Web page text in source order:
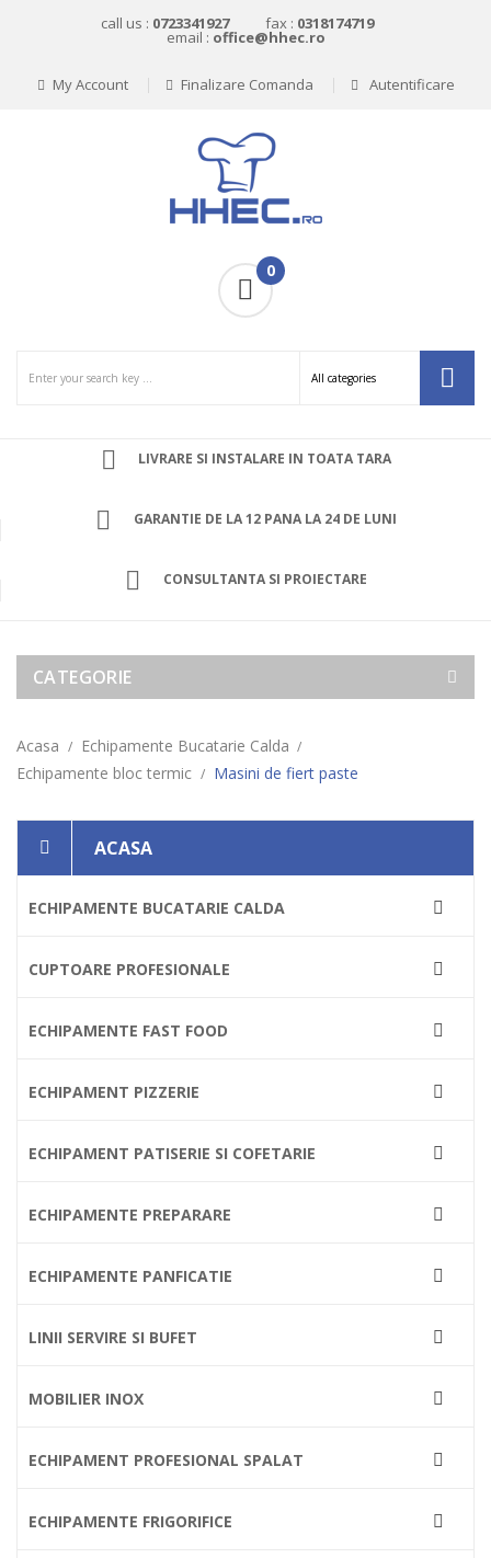
call us : 0723341927 fax : 0318174719
email : office@hhec.ro
My Account Finalizare Comanda Autentificare
0
LIVRARE SI INSTALARE IN TOATA TARA
GARANTIE DE LA 12 PANA LA 24 DE LUNI
CONSULTANTA SI PROIECTARE
CATEGORIE
Acasa
Echipamente Bucatarie Calda
Echipamente bloc termic
Masini de fiert paste
ACASA
ECHIPAMENTE BUCATARIE CALDA 
CUPTOARE PROFESIONALE 
ECHIPAMENTE FAST FOOD 
ECHIPAMENT PIZZERIE 
ECHIPAMENT PATISERIE SI COFETARIE 
ECHIPAMENTE PREPARARE 
ECHIPAMENTE PANFICATIE 
LINII SERVIRE SI BUFET 
MOBILIER INOX 
ECHIPAMENT PROFESIONAL SPALAT 
ECHIPAMENTE FRIGORIFICE 